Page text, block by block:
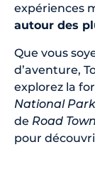
expériences
autour des
Que vous
d’aventure,
explorez la
National Park
de Road Town
pour